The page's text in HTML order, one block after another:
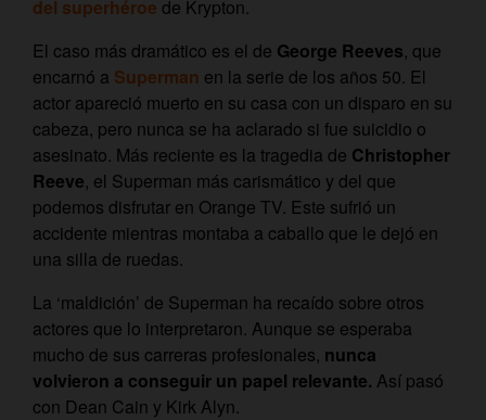
del superhéroe de Krypton.
El caso más dramático es el de George Reeves, que
encarnó a Superman en la serie de los años 50. El
actor apareció muerto en su casa con un disparo en su
cabeza, pero nunca se ha aclarado si fue suicidio o
asesinato. Más reciente es la tragedia de Christopher
Reeve, el Superman más carismático y del que
podemos disfrutar en Orange TV. Este sufrió un
accidente mientras montaba a caballo que le dejó en
una silla de ruedas.
La ‘maldición’ de Superman ha recaído sobre otros
actores que lo interpretaron. Aunque se esperaba
mucho de sus carreras profesionales, nunca
volvieron a conseguir un papel relevante. Así pasó
con Dean Cain y Kirk Alyn.